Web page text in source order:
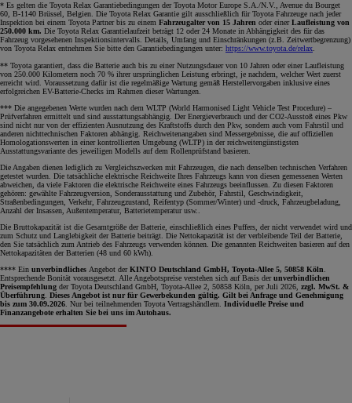
* Es gelten die Toyota Relax Garantiebedingungen der Toyota Motor Europe S.A./N.V., Avenue du Bourget
60, B-1140 Brüssel, Belgien. Die Toyota Relax Garantie gilt ausschließlich für Toyota Fahrzeuge nach jeder
Inspektion bei einem Toyota Partner bis zu einem Fahrzeugalter von 15 Jahren oder einerLaufleistung von
250.000 km. Die Toyota Relax Garantielaufzeit beträgt 12 oder 24 Monate in Abhängigkeit des für das
Fahrzeug vorgesehenen Inspektionsintervalls. Details, Umfang und Einschränkungen (z.B. Zeitwertbegrenzung)
von Toyota Relax entnehmen Sie bitte den Garantiebedingungen unter: https://www.toyota.de/relax
** Toyota garantiert, dass die Batterie auch bis zu einer Nutzungsdauer von 10 Jahren oder einer Laufleistung
von 250.000 Kilometern noch 70 % ihrer ursprünglichen Leistung erbringt, je nachdem, welcher Wert zuerst
erreicht wird. Voraussetzung dafür ist die regelmäßige Wartung gemäß Herstellervorgaben inklusive eines
erfolgreichen EV-Batterie-Checks im Rahmen dieser Wartungen.
*** Die angegebenen Werte wurden nach dem WLTP (World Harmonised Light Vehicle Test Procedure) –
Prüfverfahren ermittelt und sind ausstattungsabhängig. Der Energieverbrauch und der CO2-Ausstoß eines Pkw
sind nicht nur von der effizienten Ausnutzung des Kraftstoffs durch den Pkw, sondern auch vom Fahrstil und
anderen nichttechnischen Faktoren abhängig. Reichweitenangaben sind Messergebnisse, die auf offiziellen
Homologationswerten in einer kontrollierten Umgebung (WLTP) in der reichweitengünstigsten
Ausstattungsvariante des jeweiligen Modells auf dem Rollenprüfstand basieren.
Die Angaben dienen lediglich zu Vergleichszwecken mit Fahrzeugen, die nach denselben technischen Verfahren
getestet wurden. Die tatsächliche elektrische Reichweite Ihres Fahrzeugs kann von diesen gemessenen Werten
abweichen, da viele Faktoren die elektrische Reichweite eines Fahrzeugs beeinflussen. Zu diesen Faktoren
gehören: gewählte Fahrzeugversion, Sonderausstattung und Zubehör, Fahrstil, Geschwindigkeit,
Straßenbedingungen, Verkehr, Fahrzeugzustand, Reifentyp (Sommer/Winter) und -druck, Fahrzeugbeladung,
Anzahl der Insassen, Außentemperatur, Batterietemperatur usw..
Die Bruttokapazität ist die Gesamtgröße der Batterie, einschließlich eines Puffers, der nicht verwendet wird und
zum Schutz und Langlebigkeit der Batterie beiträgt. Die Nettokapazität ist der verbleibende Teil der Batterie,
den Sie tatsächlich zum Antrieb des Fahrzeugs verwenden können. Die genannten Reichweiten basieren auf den
Nettokapazitäten der Batterien (48 und 60 kWh).
**** Ein unverbindliches Angebot derKINTO Deutschland GmbH, Toyota-Allee 5, 50858 Köln
Entsprechende Bonität vorausgesetzt. Alle Angebotspreise verstehen sich auf Basis derunverbindlichen
Preisempfehlung der Toyota Deutschland GmbH, Toyota-Allee 2, 50858 Köln, per Juli 2026, zzgl. MwSt. &
Überführung Dieses Angebot ist nur für Gewerbekunden gültig. Gilt bei Anfrage und Genehmigung
bis zum 30.09.2026 . Nur bei teilnehmenden Toyota Vertragshändlern. Individuelle Preise und
Finanzangebote erhalten Sie bei uns im Autohaus.